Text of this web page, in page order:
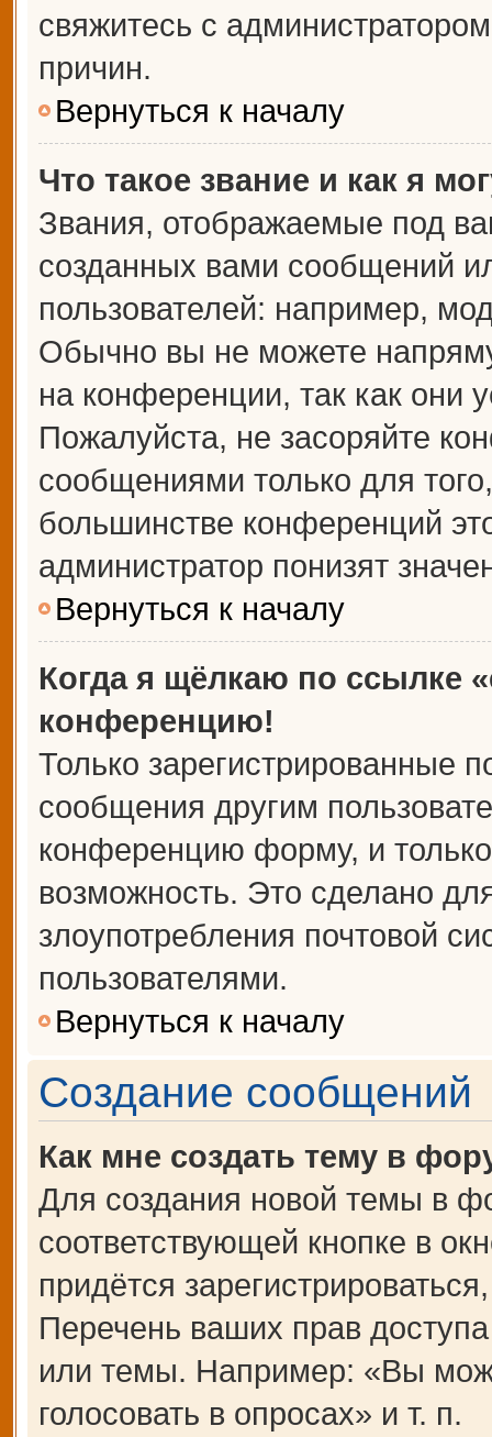
свяжитесь с
причин.
Вернуться к началу
Что такое звание и как я
Звания, отображаемые под
созданных вами сообщений
пользователей: например,
Обычно вы не можете
на конференции, так как они
Пожалуйста, не засоряйте
сообщениями только для
большинстве конференций
администратор понизят
Вернуться к началу
Когда я щёлкаю по ссылке
конференцию!
Только зарегистрированные
сообщения другим
конференцию форму, и
возможность. Это сделано
злоупотребления почтовой
пользователями.
Вернуться к началу
Создание сообщений
Как мне создать тему в
Для создания новой темы в
соответствующей кнопке в
придётся
Перечень ваших прав
или темы. Например: «Вы
голосовать в опросах» и т. п.